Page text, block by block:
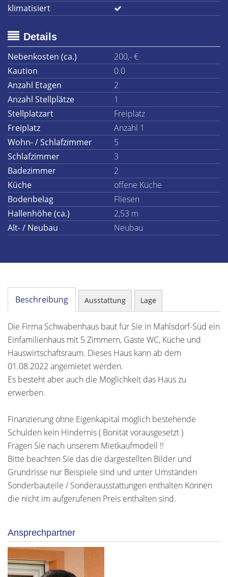
klimatisiert
Details
Nebenkosten (ca.)
200,- €
Kaution
0.0
Anzahl Etagen
2
Anzahl Stellplätze
1
Stellplatzart
Freiplatz
Freiplatz
Anzahl 1
Wohn- / Schlafzimmer
5
Schlafzimmer
3
Badezimmer
2
Küche
offene Küche
Bodenbelag
Fliesen
Hallenhöhe (ca.)
2,53 m
Alt- / Neubau
Neubau
Beschreibung Ausstattung Lage
Die Firma Schwabenhaus baut für Sie in Mahlsdorf-Süd ein
Einfamilienhaus mit 5 Zimmern, Gäste WC, Küche und
Hauswirtschaftsraum. Dieses Haus kann ab dem
01.08.2022 angemietet werden.
Es besteht aber auch die Möglichkeit das Haus zu
erwerben.
Finanzierung ohne Eigenkapital möglich bestehende
Schulden kein Hindernis ( Bonität vorausgesetzt )
Fragen Sie nach unserem Mietkaufmodell !!
Bitte beachten Sie das die dargestellten Bilder und
Grundrisse nur Beispiele sind und unter Umständen
Sonderbauteile / Sonderausstattungen enthalten Können
die nicht im aufgerufenen Preis enthalten sind.
Ansprechpartner